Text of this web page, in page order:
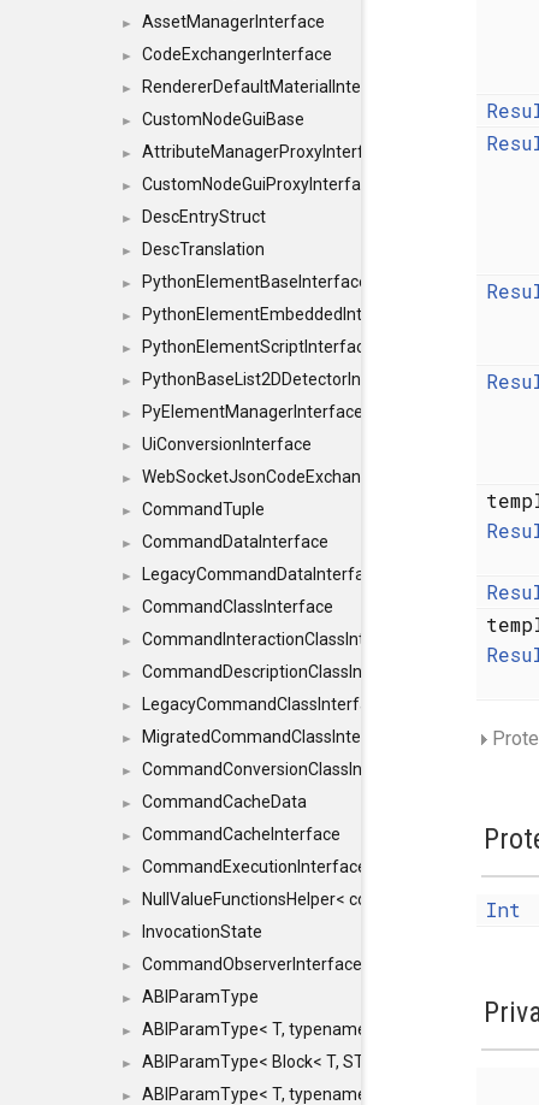
► AssetManagerInterface
► CodeExchangerInterface
► RendererDefaultMaterialInterface
► CustomNodeGuiBase
► AttributeManagerProxyInterface
► CustomNodeGuiProxyInterface
► DescEntryStruct
► DescTranslation
► PythonElementBaseInterface
► PythonElementEmbeddedInterface
► PythonElementScriptInterface
► PythonBaseList2DDetectorInterface
► PyElementManagerInterface
► UiConversionInterface
► WebSocketJsonCodeExchangerInterface
► CommandTuple
► CommandDataInterface
► LegacyCommandDataInterface
► CommandClassInterface
► CommandInteractionClassInterface
► CommandDescriptionClassInterface
► LegacyCommandClassInterface
► MigratedCommandClassInterface
► CommandConversionClassInterface
► CommandCacheData
► CommandCacheInterface
► CommandExecutionInterface
► NullValueFunctionsHelper< const Result<
► InvocationState
► CommandObserverInterface
► ABIParamType
► ABIParamType< T, typename std::enable_if<
► ABIParamType< Block< T, STRIDED, MOVE > >
► ABIParamType< T, typename std::enable_if<
Int